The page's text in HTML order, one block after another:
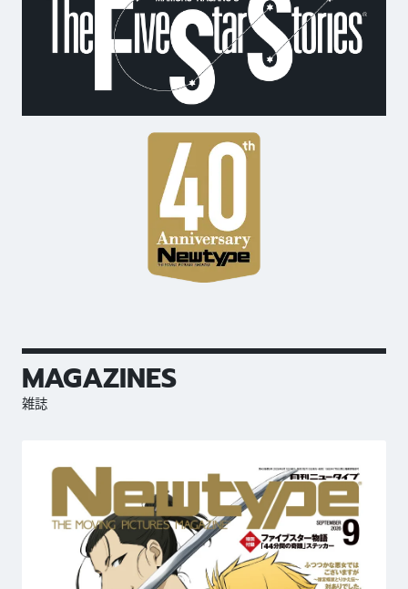
MAGAZINES
雑誌